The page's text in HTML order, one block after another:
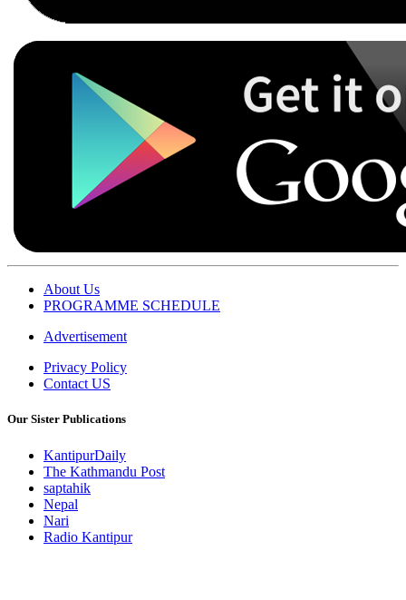
About Us
PROGRAMME SCHEDULE
Advertisement
Privacy Policy
Contact US
Our Sister Publications
KantipurDaily
The Kathmandu Post
saptahik
Nepal
Nari
Radio Kantipur